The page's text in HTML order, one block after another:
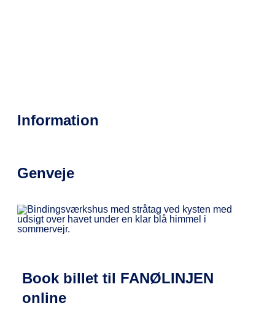
Information
Genveje
Book billet til FANØLINJEN
online